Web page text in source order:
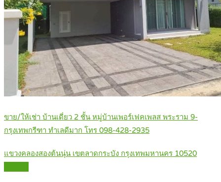
ขาย/ให้เช่า บ้านเดี่ยว 2 ชั้น หมู่บ้านเพอร์เฟคเพลส พระราม 9-
กรุงเทพกรีฑา ทำเลดีมาก โทร 098-428-2935
แขวงคลองสองต้นนุ่น เขตลาดกระบัง กรุงเทพมหานคร 10520